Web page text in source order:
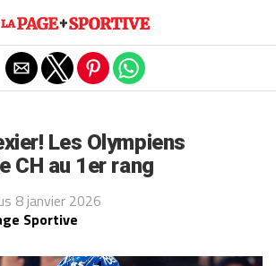
Les Olympiens
CH au 1er rang
8 janvier 2026
Sportive
Exit mobile version